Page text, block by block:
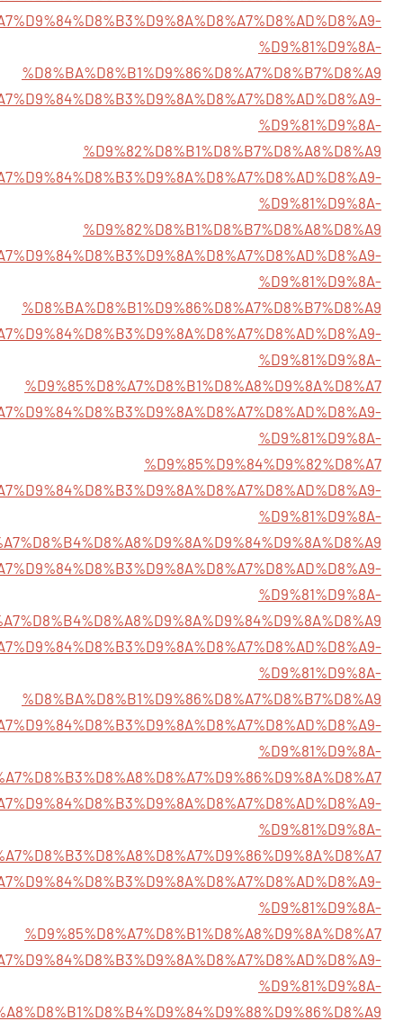
%D9%81%D9%8A-
%D8%BA%D8%B1%D9%86%D8%A7%D8%B7%D8%A9
%D9%81%D9%8A-
%D9%82%D8%B1%D8%B7%D8%A8%D8%A9
%D9%81%D9%8A-
%D9%82%D8%B1%D8%B7%D8%A8%D8%A9
%D9%81%D9%8A-
%D8%BA%D8%B1%D9%86%D8%A7%D8%B7%D8%A9
%D9%81%D9%8A-
%D9%85%D8%A7%D8%B1%D8%A8%D9%8A%D8%A7
%D9%81%D9%8A-
%D9%85%D9%84%D9%82%D8%A7
%D9%81%D9%8A-
%D9%81%D9%8A-
%D9%81%D9%8A-
%D8%BA%D8%B1%D9%86%D8%A7%D8%B7%D8%A9
%D9%81%D9%8A-
%D9%81%D9%8A-
%D9%81%D9%8A-
%D9%85%D8%A7%D8%B1%D8%A8%D9%8A%D8%A7
%D9%81%D9%8A-